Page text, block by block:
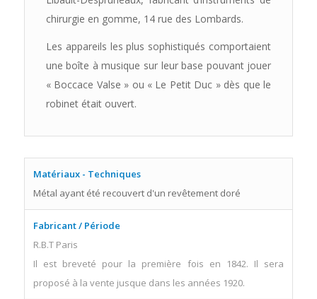
chirurgie en gomme, 14 rue des Lombards.
Les appareils les plus sophistiqués comportaient
une boîte à musique sur leur base pouvant jouer
« Boccace Valse » ou « Le Petit Duc » dès que le
robinet était ouvert.
Matériaux - Techniques
Métal ayant été recouvert d'un revêtement doré
Fabricant / Période
R.B.T Paris
Il est breveté pour la première fois en 1842. Il sera
proposé à la vente jusque dans les années 1920.